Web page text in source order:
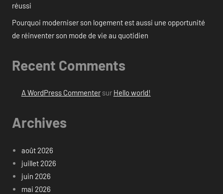
réussi
Pourquoi moderniser son logement est aussi une opportunité
de réinventer son mode de vie au quotidien
Recent Comments
A WordPress Commentersur Hello world!
Archives
août 2026
juillet 2026
juin 2026
mai 2026